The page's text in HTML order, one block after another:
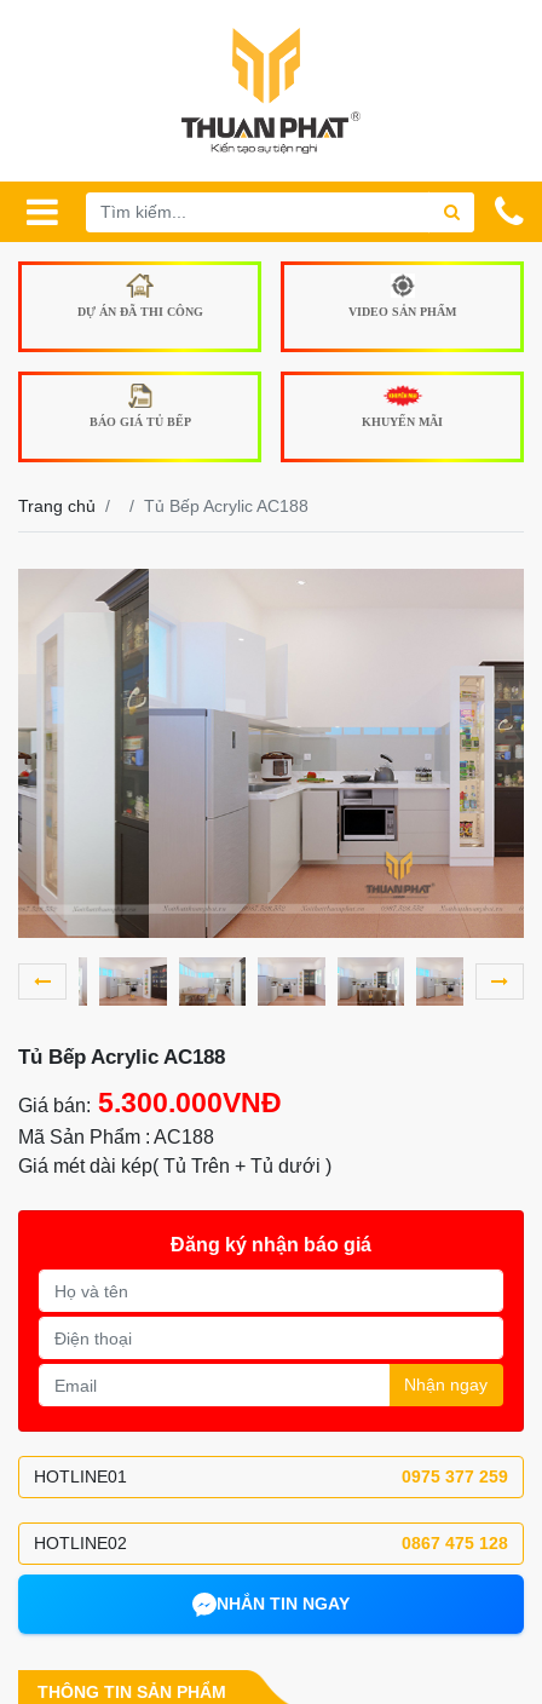
DỰ ÁN ĐÃ THI CÔNG VIDEO SẢN PHẨM
BÁO GIÁ TỦ BẾP KHUYẾN MÃI
Trang chủ Tủ Bếp Acrylic AC188
Tủ Bếp Acrylic AC188
Giá bán: 5.300.000VNĐ
Mã Sản Phẩm : AC188
Giá mét dài kép( Tủ Trên + Tủ dưới )
Đăng ký nhận báo giá
Nhận ngay
HOTLINE01 0975 377 259
HOTLINE02 0867 475 128
NHẮN TIN NGAY
THÔNG TIN SẢN PHẨM